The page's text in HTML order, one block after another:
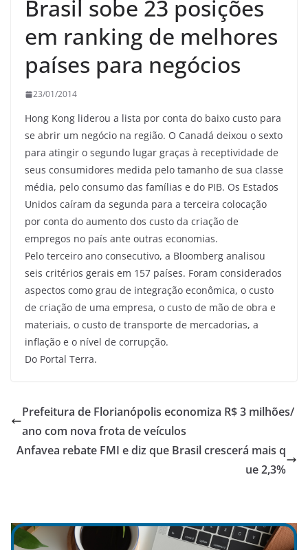
Brasil sobe 23 posições
em ranking de melhores
países para negócios
23/01/2014
Hong Kong liderou a lista por conta do baixo custo para
se abrir um negócio na região. O Canadá deixou o sexto
para atingir o segundo lugar graças à receptividade de
seus consumidores medida pelo tamanho de sua classe
média, pelo consumo das famílias e do PIB. Os Estados
Unidos caíram da segunda para a terceira colocação
por conta do aumento dos custo da criação de
empregos no país ante outras economias.
Pelo terceiro ano consecutivo, a Bloomberg analisou
seis critérios gerais em 157 países. Foram considerados
aspectos como grau de integração econômica, o custo
de criação de uma empresa, o custo de mão de obra e
materiais, o custo de transporte de mercadorias, a
inflação e o nível de corrupção.
Do Portal Terra.
Prefeitura de Florianópolis economiza R$ 3 milhões/
ano com nova frota de veículos
Anfavea rebate FMI e diz que Brasil crescerá mais q
ue 2,3%